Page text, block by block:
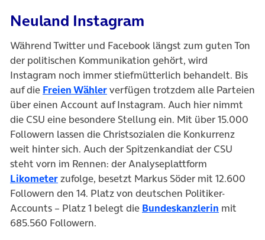
Neuland Instagram
Während Twitter und Facebook längst zum guten Ton
der politischen Kommunikation gehört, wird
Instagram noch immer stiefmütterlich behandelt. Bis
auf die Freien Wähler(öffnet in neuem Tab)
verfügen trotzdem alle Parteien
über einen Account auf Instagram. Auch hier nimmt
die CSU eine besondere Stellung ein. Mit über 15.000
Followern lassen die Christsozialen die Konkurrenz
weit hinter sich. Auch der Spitzenkandiat der CSU
steht vorn im Rennen: der Analyseplattform
Likometer(öffnet in neuem Tab)
zufolge, besetzt Markus Söder mit 12.600
Followern den 14. Platz von deutschen Politiker-
Accounts – Platz 1 belegt die Bundeskanzlerin (öffnet in
mit
685.560 Followern.